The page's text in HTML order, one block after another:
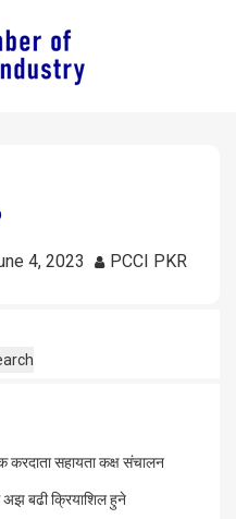
4, 2023 PCCI PKR
करदाता सहायता कक्ष संचालन
अझ बढी क्रियाशिल हुने